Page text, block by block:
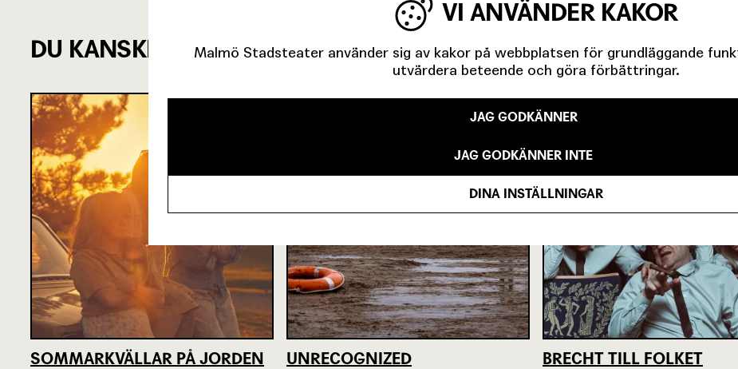
DU KANSKE ÄVEN ÄR INTRESSERAD AV
SOMMARKVÄLLAR PÅ JORDEN UNRECOGNIZED BRECHT TILL FOLKET
VI ANVÄNDER KAKOR
Malmö Stadsteater använder sig av kakor på webbplatsen för grundläggande
utvärdera beteende och göra förbättringar.
JAG GODKÄNNER
JAG GODKÄNNER INTE
DINA INSTÄLLNINGAR